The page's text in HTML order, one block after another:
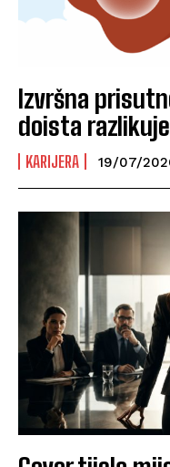
Izvršna
doista
KARIJERA 19/07/